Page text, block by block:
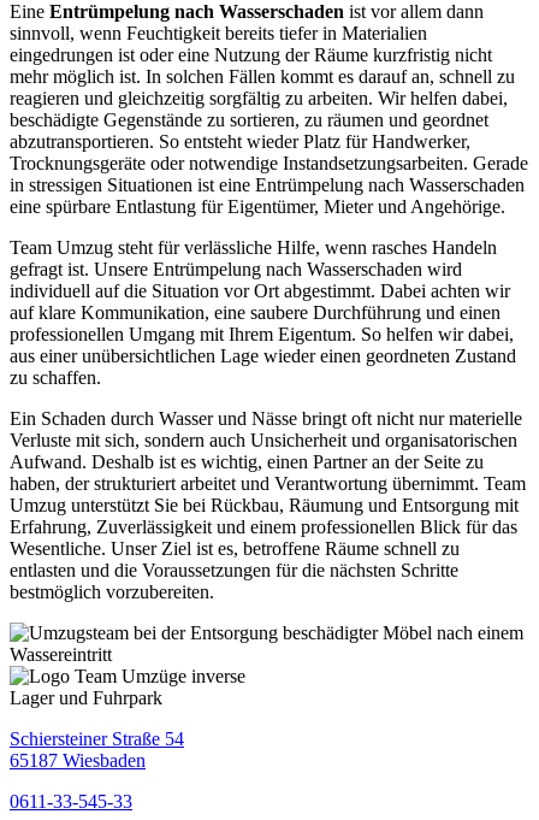
Eine Entrümpelung nach Wasserschaden ist vor allem dann
sinnvoll, wenn Feuchtigkeit bereits tiefer in Materialien
eingedrungen ist oder eine Nutzung der Räume kurzfristig nicht
mehr möglich ist. In solchen Fällen kommt es darauf an, schnell zu
reagieren und gleichzeitig sorgfältig zu arbeiten. Wir helfen dabei,
beschädigte Gegenstände zu sortieren, zu räumen und geordnet
abzutransportieren. So entsteht wieder Platz für Handwerker,
Trocknungsgeräte oder notwendige Instandsetzungsarbeiten. Gerade
in stressigen Situationen ist eine Entrümpelung nach Wasserschaden
eine spürbare Entlastung für Eigentümer, Mieter und Angehörige.
Team Umzug steht für verlässliche Hilfe, wenn rasches Handeln
gefragt ist. Unsere Entrümpelung nach Wasserschaden wird
individuell auf die Situation vor Ort abgestimmt. Dabei achten wir
auf klare Kommunikation, eine saubere Durchführung und einen
professionellen Umgang mit Ihrem Eigentum. So helfen wir dabei,
aus einer unübersichtlichen Lage wieder einen geordneten Zustand
zu schaffen.
Ein Schaden durch Wasser und Nässe bringt oft nicht nur materielle
Verluste mit sich, sondern auch Unsicherheit und organisatorischen
Aufwand. Deshalb ist es wichtig, einen Partner an der Seite zu
haben, der strukturiert arbeitet und Verantwortung übernimmt. Team
Umzug unterstützt Sie bei Rückbau, Räumung und Entsorgung mit
Erfahrung, Zuverlässigkeit und einem professionellen Blick für das
Wesentliche. Unser Ziel ist es, betroffene Räume schnell zu
entlasten und die Voraussetzungen für die nächsten Schritte
bestmöglich vorzubereiten.
Lager und Fuhrpark
Schiersteiner Straße 54
65187 Wiesbaden
0611-33-545-33